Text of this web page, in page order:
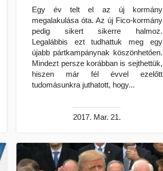
Egy év telt el az új kormány
megalakulása óta. Az új Fico-kormány
pedig sikert sikerre halmoz.
Legalábbis ezt tudhattuk meg egy
újabb pártkampánynak köszönhetően.
Mindezt persze korábban is sejthettük,
hiszen már fél évvel ezelőtt
tudomásunkra juthatott, hogy...
2017. Mar. 21.